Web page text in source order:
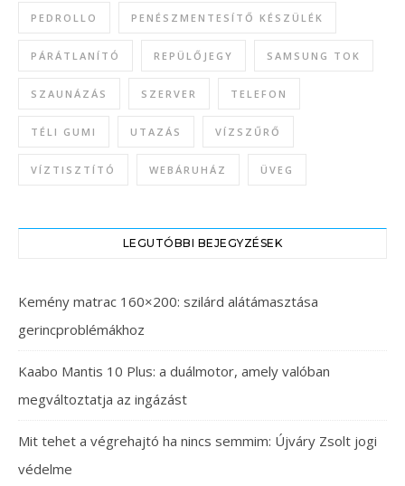
PEDROLLO PENÉSZMENTESÍTŐ KÉSZÜLÉK
PÁRÁTLANÍTÓ REPÜLŐJEGY SAMSUNG TOK
SZAUNÁZÁS SZERVER TELEFON
TÉLI GUMI UTAZÁS VÍZSZŰRŐ
VÍZTISZTÍTÓ WEBÁRUHÁZ ÜVEG
LEGUTÓBBI BEJEGYZÉSEK
Kemény matrac 160×200: szilárd alátámasztása
gerincproblémákhoz
Kaabo Mantis 10 Plus: a duálmotor, amely valóban
megváltoztatja az ingázást
Mit tehet a végrehajtó ha nincs semmim: Újváry Zsolt jogi
védelme